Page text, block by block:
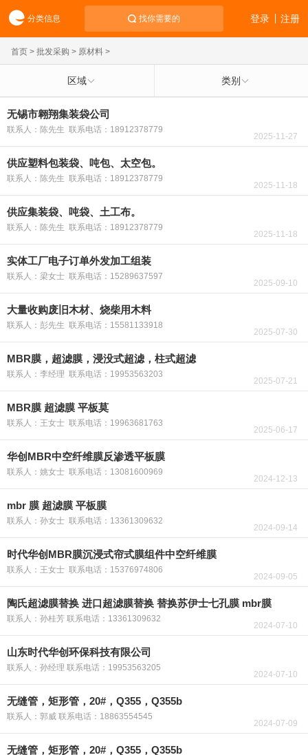
分类信息 找你需要的 注册
登录
首页 > 批发采购 > 原材料 >
区域 类别
无锡市翱翔集装袋公司
联系人：陈先生 联系电话：18912378779
2025-11-27
供应塑料包装袋、吨包、太空包。
联系人：陈先生 联系电话：18912378779
2025-11-18
供应集装袋、吨袋、土工布。
联系人：陈先生 联系电话：18912378779
2025-11-18
实体工厂电子订单外发加工组装
联系人：梁女士 联系电话：15289637597
2025-09-10
大量收购废旧木材、烧柴用木料
联系人：彭先生 联系电话：15581133918
2025-07-30
MBR膜，超滤膜，浸没式超滤，柱式超滤
联系人：李经理 联系电话：19953563203
2025-07-21
MBR膜 超滤膜 平板莫
联系人：王女士 联系电话：19963681763
2025-06-17
华创MBR中空纤维膜反渗透平板膜
联系人：姚女士 联系电话：13081600969
2024-12-13
mbr 膜 超滤膜 平板膜
联系人：孙女士 联系电话：13361309632
2024-09-14
时代华创MBR膜沉浸式帘式膜组件中空纤维膜
联系人：王女士 联系电话：15376974806
2024-09-05
陶氏超滤膜替换 进口超滤膜替换 替换苏伊士七孔膜 mbr膜
联系人：孙桂芳 联系电话：13361309632
2024-07-10
山东时代华创环保科技有限公司
联系人：孙经理 联系电话：19953563205
2024-07-10
无缝管，矩形管，20#，Q355，Q355b
联系人：郭威 联系电话：18863554545
2024-07-09
无缝管，矩形管，20#，Q355，Q355b